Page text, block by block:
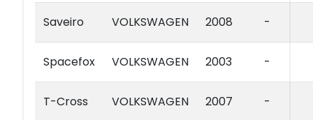
Saveiro VOLKSWAGEN 2008 -
Spacefox VOLKSWAGEN 2003 -
T-Cross VOLKSWAGEN 2007 -